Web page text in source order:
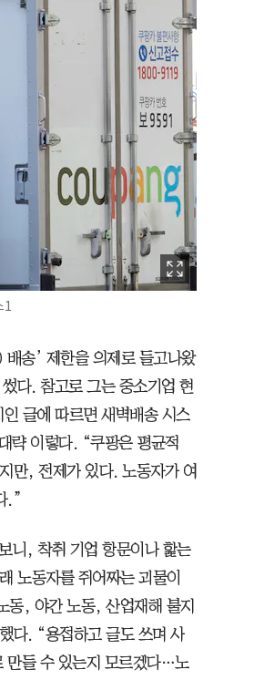
1
송’ 제한을 의제로 들고나왔
다. 참고로 그는 중소기업 현
글에 따르면 새벽배송 시스
략 이렇다. “쿠팡은 평균적
만, 전제가 있다. 노동자가 여
.”
니, 착취 기업 항문이나 핥는
노동자를 쥐어짜는 괴물이
동, 야간 노동, 산업재해 불지
다. “용접하고 글도 쓰며 사
만들 수 있는지 모르겠다…노